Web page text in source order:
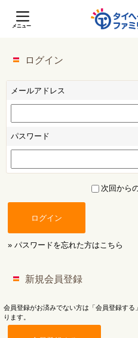
メニュー
ログイン
メールアドレス
パスワード
次回から
ログイン
» パスワードを忘れた方はこちら
新規会員登録
会員登録がお済みでない方は「会員登録す
ります。